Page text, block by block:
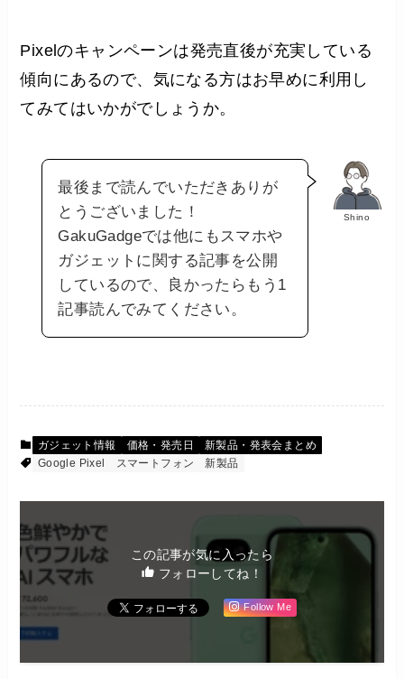
Pixelのキャンペーンは発売直後が充実している
傾向にあるので、気になる方はお早めに利用し
てみてはいかがでしょうか。
Shino
最後まで読んでいただきありが
とうございました！
GakuGadgeでは他にもスマホや
ガジェットに関する記事を公開
しているので、良かったらもう1
記事読んでみてください。
ガジェット情報 価格・発売日
新製品・発表会まとめ
Google Pixel
スマートフォン 新製品
この記事が気に入ったら
フォローしてね！
Follow Me